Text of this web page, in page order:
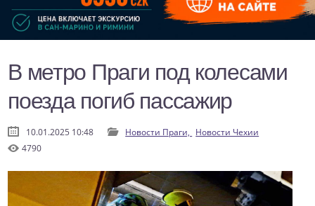
В метро Праги под колесами
поезда погиб пассажир
10.01.2025 10:48 Новости Праги, Новости Чехии
4790